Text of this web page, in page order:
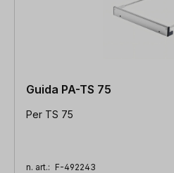
Guida PA-TS 75
Per TS 75
n. art.: F-492243